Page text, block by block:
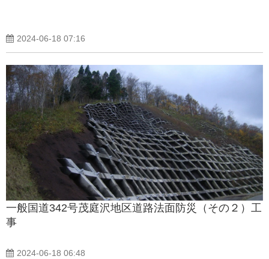
2024-06-18 07:16
一般国道342号茂庭沢地区道路法面防災（その２）工
事
2024-06-18 06:48